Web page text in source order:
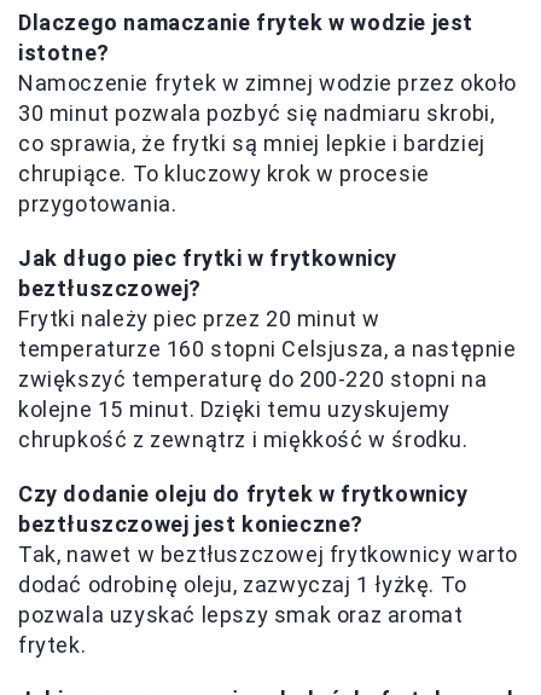
Dlaczego namaczanie frytek w wodzie jest
istotne?
Namoczenie frytek w zimnej wodzie przez około
30 minut pozwala pozbyć się nadmiaru skrobi,
co sprawia, że frytki są mniej lepkie i bardziej
chrupiące. To kluczowy krok w procesie
przygotowania.
Jak długo piec frytki w frytkownicy
beztłuszczowej?
Frytki należy piec przez 20 minut w
temperaturze 160 stopni Celsjusza, a następnie
zwiększyć temperaturę do 200-220 stopni na
kolejne 15 minut. Dzięki temu uzyskujemy
chrupkość z zewnątrz i miękkość w środku.
Czy dodanie oleju do frytek w frytkownicy
beztłuszczowej jest konieczne?
Tak, nawet w beztłuszczowej frytkownicy warto
dodać odrobinę oleju, zazwyczaj 1 łyżkę. To
pozwala uzyskać lepszy smak oraz aromat
frytek.